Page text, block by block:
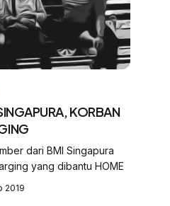
KORBAN
dari BMI Singapura
korban overcharging yang dibantu HOME
2019